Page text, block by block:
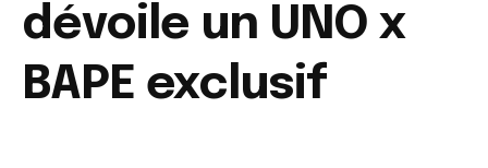
dévoile un UNO x
BAPE exclusif